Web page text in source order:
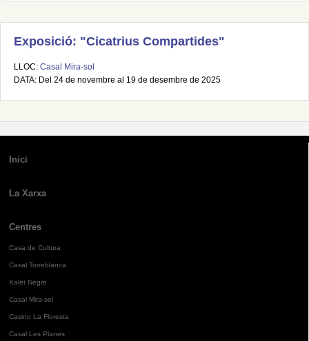
Exposició: "Cicatrius Compartides"
LLOC: Casal Mira-sol
DATA: Del 24 de novembre al 19 de desembre de 2025
Inici
La Xarxa
Centres
Casa de Cultura
Casal Torreblanca
Xalet Negre
Casal Mira-sol
Casino La Floresta
Casal Les Planes